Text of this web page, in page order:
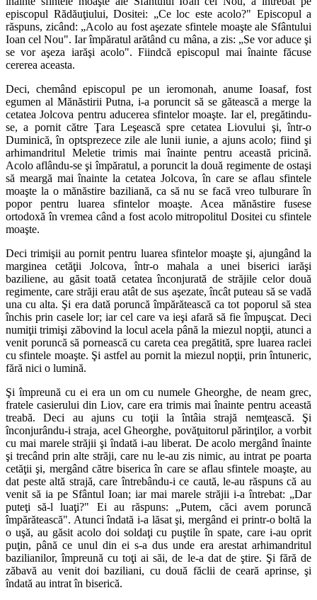
episcopul Rădăuţiului, Dositei: „Ce loc este acolo?" Episcopul a
răspuns, zicând: „Acolo au fost aşezate sfintele moaşte ale Sfântului
Ioan cel Nou". Iar împăratul arătând cu mâna, a zis: „Se vor aduce şi
se vor aşeza iarăşi acolo". Fiindcă episcopul mai înainte făcuse
cererea aceasta.
Deci, chemând episcopul pe un ieromonah, anume Ioasaf, fost
egumen al Mănăstirii Putna, i-a poruncit să se gătească a merge la
cetatea Jolcova pentru aducerea sfintelor moaşte. Iar el, pregătindu-
se, a pornit către Ţara Leşească spre cetatea Liovului şi, într-o
Duminică, în optsprezece zile ale lunii iunie, a ajuns acolo; fiind şi
arhimandritul Meletie trimis mai înainte pentru această pricină.
Acolo aflându-se şi împăratul, a poruncit la două regimente de ostaşi
să meargă mai înainte la cetatea Jolcova, în care se aflau sfintele
moaşte la o mănăstire baziliană, ca să nu se facă vreo tulburare în
popor pentru luarea sfintelor moaşte. Acea mănăstire fusese
ortodoxă în vremea când a fost acolo mitropolitul Dositei cu sfintele
moaşte.
Deci trimişii au pornit pentru luarea sfintelor moaşte şi, ajungând la
marginea cetăţii Jolcova, într-o mahala a unei biserici iarăşi
baziliene, au găsit toată cetatea înconjurată de străjile celor două
regimente, care străji erau atât de sus aşezate, încât puteau să se vadă
una cu alta. Şi era dată poruncă împărătească ca tot poporul să stea
închis prin casele lor; iar cel care va ieşi afară să fie împuşcat. Deci
numiţii trimişi zăbovind la locul acela până la miezul nopţii, atunci a
venit poruncă să pornească cu careta cea pregătită, spre luarea raclei
cu sfintele moaşte. Şi astfel au pornit la miezul nopţii, prin întuneric,
fără nici o lumină.
Şi împreună cu ei era un om cu numele Gheorghe, de neam grec,
fratele casierului din Liov, care era trimis mai înainte pentru această
treabă. Deci au ajuns cu toţii la întâia strajă nemţească. Şi
înconjurându-i straja, acel Gheorghe, povăţuitorul părinţilor, a vorbit
cu mai marele străjii şi îndată i-au liberat. De acolo mergând înainte
şi trecând prin alte străji, care nu le-au zis nimic, au intrat pe poarta
cetăţii şi, mergând către biserica în care se aflau sfintele moaşte, au
dat peste altă strajă, care întrebându-i ce caută, le-au răspuns că au
venit să ia pe Sfântul Ioan; iar mai marele străjii i-a întrebat: „Dar
puteţi să-l luaţi?" Ei au răspuns: „Putem, căci avem poruncă
împărătească". Atunci îndată i-a lăsat şi, mergând ei printr-o boltă la
o uşă, au găsit acolo doi soldaţi cu puştile în spate, care i-au oprit
puţin, până ce unul din ei s-a dus unde era arestat arhimandritul
bazilianilor, împreună cu toţi ai săi, de le-a dat de ştire. Şi fără de
zăbavă au venit doi baziliani, cu două făclii de ceară aprinse, şi
îndată au intrat în biserică.